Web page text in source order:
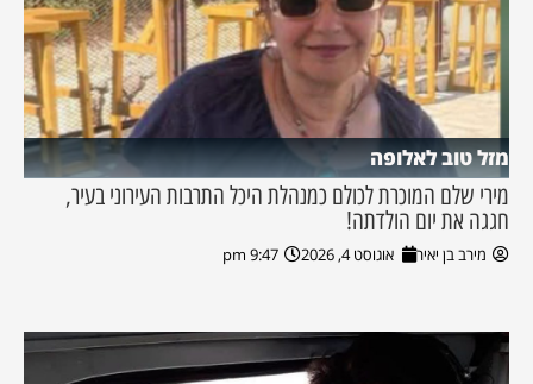
מזל טוב לאלופה
מירי שלם המוכרת לכולם כמנהלת היכל התרבות העירוני בעיר,
חגגה את יום הולדתה!
מירב בן יאיר אוגוסט 4, 2026 9:47 pm